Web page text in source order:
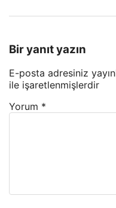
Bir yanıt yazın
E-posta adresiniz
ile işaretlenmişlerdir
Yorum *